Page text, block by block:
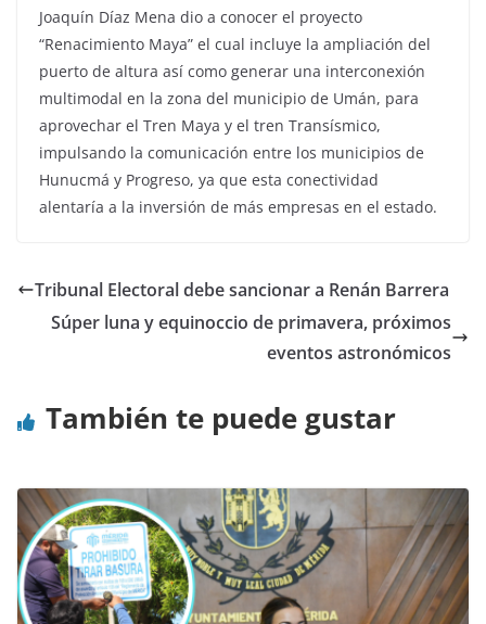
Joaquín Díaz Mena dio a conocer el proyecto
“Renacimiento Maya” el cual incluye la ampliación del
puerto de altura así como generar una interconexión
multimodal en la zona del municipio de Umán, para
aprovechar el Tren Maya y el tren Transísmico,
impulsando la comunicación entre los municipios de
Hunucmá y Progreso, ya que esta conectividad
alentaría a la inversión de más empresas en el estado.
Tribunal Electoral debe sancionar a Renán Barrera
Súper luna y equinoccio de primavera, próximos
eventos astronómicos
También te puede gustar